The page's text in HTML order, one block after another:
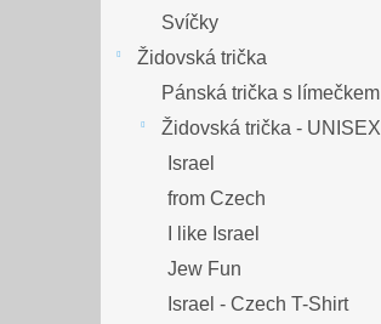
Svíčky
Židovská trička
Pánská trička s límečkem
Židovská trička - UNISEX
Israel
from Czech
I like Israel
Jew Fun
Israel - Czech T-Shirt